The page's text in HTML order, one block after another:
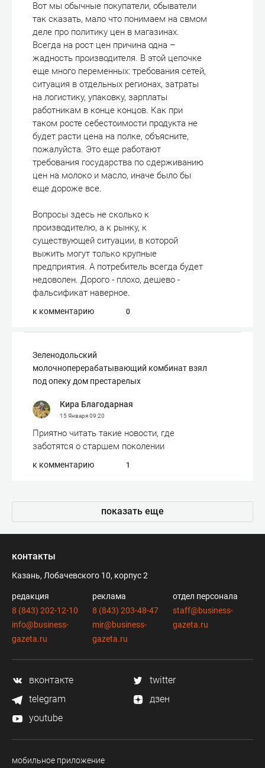
Вот мы обычные покупатели, обыватели
так сказать, мало что понимаем на свмом
деле про политику цен в магазинах.
Всегда на рост цен причина одна –
жадность производителя. В этой цепочке
еще много переменных: требования сетей,
ситуация в отдельных регионах, затраты
на логистику, упаковку, зарплаты
работникам в конце концов. Как при
таком росте себестоимости продукта не
будет расти цена на полке, объясните,
пожалуйста. Это еще работают
требования государства по сдерживанию
цен на молоко и масло, иначе было бы
еще дороже все.
Вопросы здесь не сколько к
производителю, а к рынку, к
существующей ситуации, в которой
выжить могут только крупные
предприятия. А потребитель всегда будет
недоволен. Дорого - плохо, дешево -
фальсификат наверное.
к комментарию 0
Зеленодольский
молочноперерабатывающий комбинат взял
под опеку дом престарелых
Кира Благодарная
15 Января09:20
Приятно читать такие новости, где
заботятся о старшем поколении
к комментарию 1
показать еще
контакты
Казань, Лобачевского 10, корпус 2
редакция
8 (843) 202-12-10
info@business-
gazeta.ru
реклама
8 (843) 203-48-47
mir@business-
gazeta.ru
отдел персонала
staff@business-
gazeta.ru
вконтакте
twitter
telegram
дзен
youtube
мобильное приложение